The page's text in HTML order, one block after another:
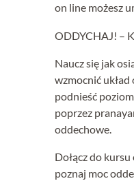
on line możesz
ODDYCHAJ! –
Naucz się jak
wzmocnić
podnieść
poprzez
oddechowe.
Dołącz do
poznaj moc